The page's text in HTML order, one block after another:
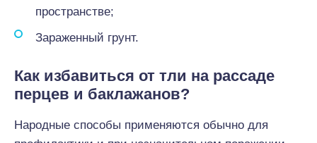
пространстве;
Зараженный грунт.
Как избавиться от тли на рассаде
перцев и баклажанов?
Народные способы применяются обычно для